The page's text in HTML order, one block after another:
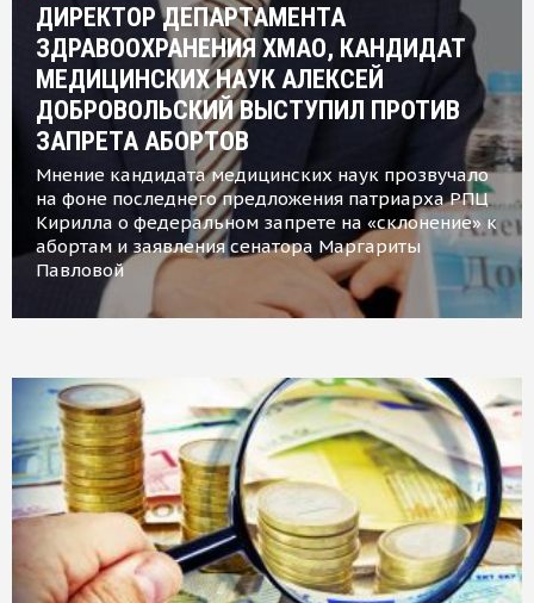
ДИРЕКТОР ДЕПАРТАМЕНТА
ЗДРАВООХРАНЕНИЯ ХМАО, КАНДИДАТ
МЕДИЦИНСКИХ НАУК АЛЕКСЕЙ
ДОБРОВОЛЬСКИЙ ВЫСТУПИЛ ПРОТИВ
ЗАПРЕТА АБОРТОВ
Мнение кандидата медицинских наук прозвучало
на фоне последнего предложения патриарха РПЦ
Кирилла о федеральном запрете на «склонение» к
абортам и заявления сенатора Маргариты
Павловой